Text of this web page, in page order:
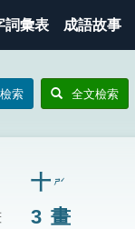
詞彙表 成語故事
索 全文檢索
十 ㄕˊ
3 畫